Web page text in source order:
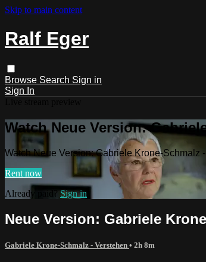
Skip to main content
Ralf Eger
Browse Search Sign in
Sign In
Watch Neue Version:
Watch Neue Version: Gabriele Krone-Schmalz
Rent now
Already paid? Sign in
Neue Version: Gabriele
Gabriele Krone-Schmalz - Verstehen • 2h 8m